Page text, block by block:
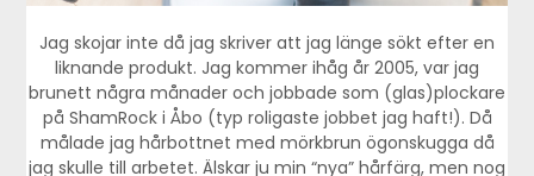
Jag skojar inte då jag skriver att jag länge sökt efter en
liknande produkt. Jag kommer ihåg år 2005, var jag
brunett några månader och jobbade som (glas)plockare
på ShamRock i Åbo (typ roligaste jobbet jag haft!). Då
målade jag hårbottnet med mörkbrun ögonskugga då
jag skulle till arbetet. Älskar ju min “nya” hårfärg, men nog